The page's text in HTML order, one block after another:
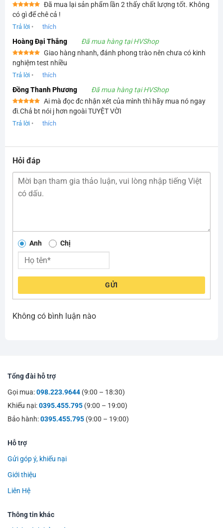
Được xếp
hạng55
sao
Đã mua lại sản phẩm lần 2 thấy chất lượng tốt. Không
có gì để chê cả !
Trả lời • thích
Hoàng Đại Thắng Đã mua hàng tại HVShop
Được xếp
hạng55
sao
Giao hàng nhanh, đánh phong trào nên chưa có kinh
nghiệm test nhiều
Trả lời • thích
Đồng Thanh Phương Đã mua hàng tại HVShop
Được xếp
hạng55
sao
Ai mà đọc đc nhận xét của mình thì hãy mua nó ngay
đi.Chả bt nói j hơn ngoài TUYỆT VỜI
Trả lời • thích
Hỏi đáp
Anh Chị
GỬI
Không có bình luận nào
Tổng đài hỗ trợ
Gọi mua:098.223.9644 (9:00 – 18:30)
Khiếu nại:0395.455.795 (9:00 – 19:00)
Bảo hành:0395.455.795 (9:00 – 19:00)
Hỗ trợ
Gửi góp ý, khiếu nại
Giới thiệu
Liên Hệ
Thông tin khác